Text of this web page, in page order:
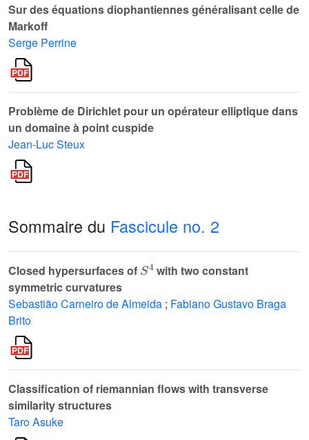
Sur des équations diophantiennes généralisant celle de
Markoff
Serge Perrine
Problème de Dirichlet pour un opérateur elliptique dans
un domaine à point cuspide
Jean-Luc Steux
Sommaire du Fascicule no. 2
Closed hypersurfaces of
4
with two constant
symmetric curvatures
Sebastião Carneiro de Almeida ; Fabiano Gustavo Braga
Brito
Classification of riemannian flows with transverse
similarity structures
Taro Asuke